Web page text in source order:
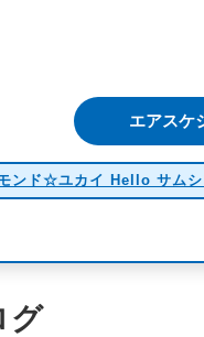
エアスケ
ンド☆ユカイ Hello サムシ
グ